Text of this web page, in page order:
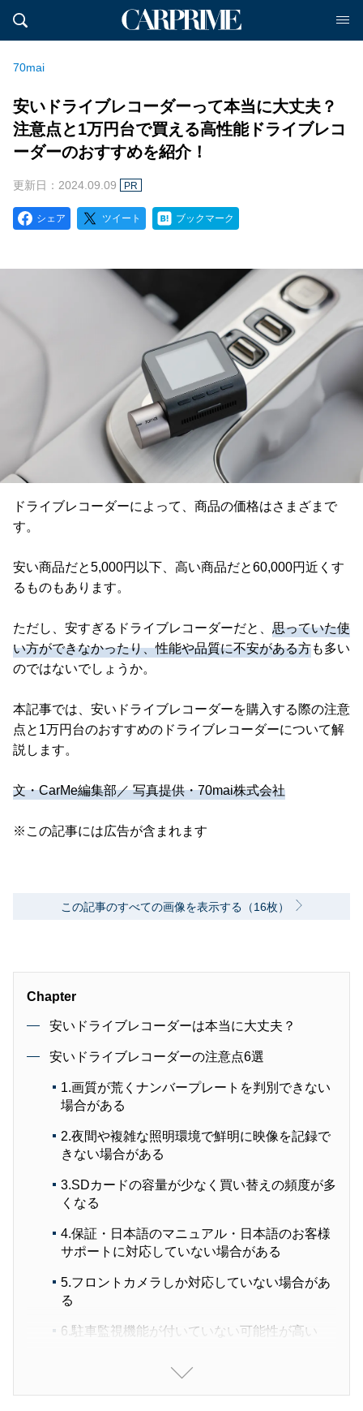
70mai
安いドライブレコーダーって本当に大丈夫？
注意点と1万円台で買える高性能ドライブレコ
ーダーのおすすめを紹介！
更新日：2024.09.09 PR
シェア ツイート ブックマーク
ドライブレコーダーによって、商品の価格はさまざまで
す。
安い商品だと5,000円以下、高い商品だと60,000円近くす
るものもあります。
ただし、安すぎるドライブレコーダーだと、 思っていた使
い方ができなかったり、性能や品質に不安がある方も多い
のではないでしょうか。
本記事では、安いドライブレコーダーを購入する際の注意
点と1万円台のおすすめのドライブレコーダーについて解
説します。
文・CarMe編集部／ 写真提供・70mai株式会社
※この記事には広告が含まれます
この記事のすべての画像を表示する（16枚）
Chapter
安いドライブレコーダーは本当に大丈夫？
安いドライブレコーダーの注意点6選
1.画質が荒くナンバープレートを判別できない
場合がある
2.夜間や複雑な照明環境で鮮明に映像を記録で
きない場合がある
3.SDカードの容量が少なく買い替えの頻度が多
くなる
4.保証・日本語のマニュアル・日本語のお客様
サポートに対応していない場合がある
5.フロントカメラしか対応していない場合があ
る
6.駐車監視機能が付いていない可能性が高い